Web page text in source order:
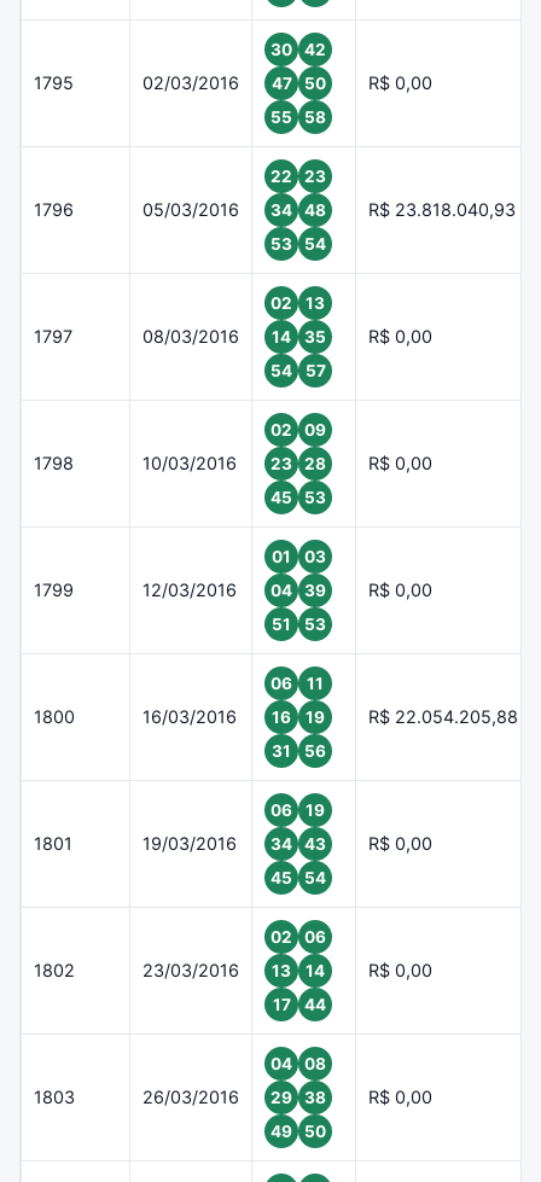
1795 02/03/2016
30
42
47
50
55
58
R$ 0,00
1796 05/03/2016
22
23
34
48
53
54
R$ 23.818.040,93
1797 08/03/2016
02
13
14
35
54
57
R$ 0,00
1798 10/03/2016
02
09
23
28
45
53
R$ 0,00
1799 12/03/2016
01
03
04
39
51
53
R$ 0,00
1800 16/03/2016
06
11
16
19
31
56
R$ 22.054.205,88
1801 19/03/2016
06
19
34
43
45
54
R$ 0,00
1802 23/03/2016
02
06
13
14
17
44
R$ 0,00
1803 26/03/2016
04
08
29
38
49
50
R$ 0,00